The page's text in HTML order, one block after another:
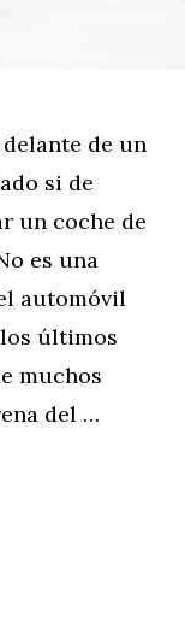
de un
si de
un coche de
es una
automóvil
últimos
muchos
del …